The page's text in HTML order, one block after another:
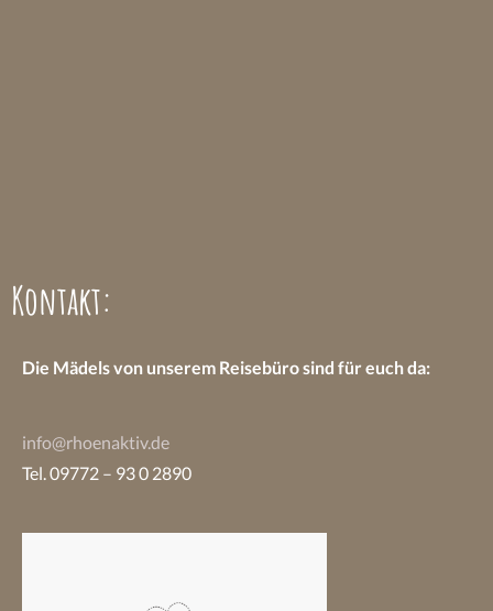
Kontakt:
Die Mädels von unserem Reisebüro sind für euch da:
info@rhoenaktiv.de
Tel. 09772 – 93 0 2890